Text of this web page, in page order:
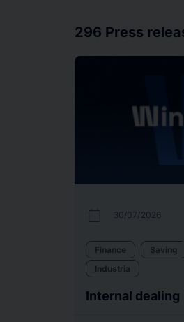
296 Press
calendar_today 30/07/2026
Finance Saving
Industria
Internal dealing